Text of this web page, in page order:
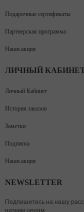
Подарочные сертификаты
Партнерская программа
Наши акции
ЛИЧНЫЙ
Личный Кабинет
История заказов
Заметки
Подписка
Наши акции
NEWSLETTER
Подпишитесь на нашу
низким ценам